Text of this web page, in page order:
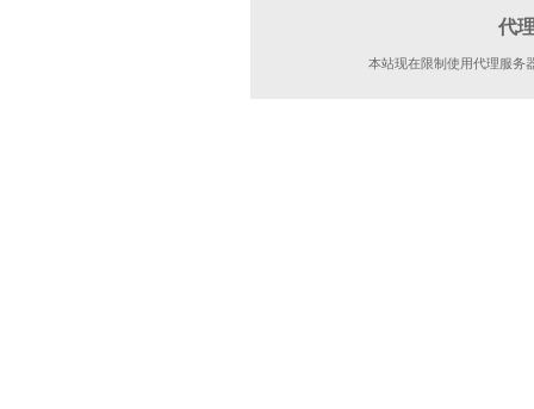
代
本站现在限制使用代理服务